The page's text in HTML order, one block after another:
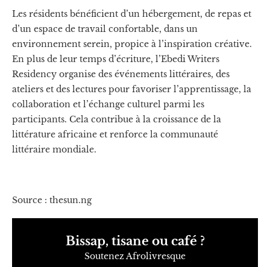
Les résidents bénéficient d’un hébergement, de repas et
d’un espace de travail confortable, dans un
environnement serein, propice à l’inspiration créative.
En plus de leur temps d’écriture, l’Ebedi Writers
Residency organise des événements littéraires, des
ateliers et des lectures pour favoriser l’apprentissage, la
collaboration et l’échange culturel parmi les
participants. Cela contribue à la croissance de la
littérature africaine et renforce la communauté
littéraire mondiale.
Source : thesun.ng
Bissap, tisane ou café ?
Soutenez Afrolivresque